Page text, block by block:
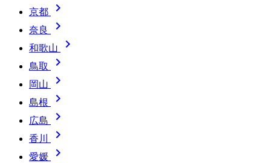
京都 
奈良 
和歌山 
鳥取 
岡山 
島根 
広島 
香川 
愛媛 